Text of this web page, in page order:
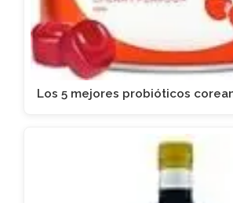
Los 5 mejores probióticos